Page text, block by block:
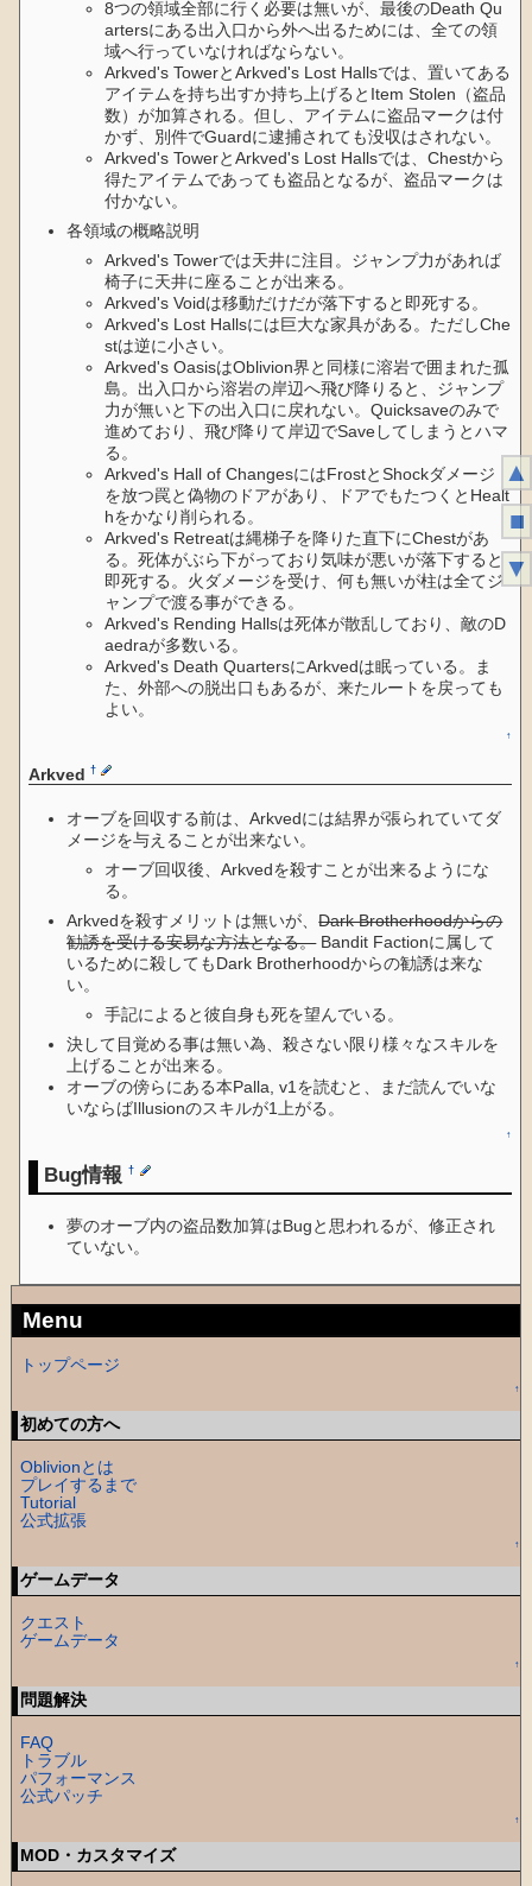
8つの領域全部に行く必要は無いが、最後のDeath Qu
artersにある出入口から外へ出るためには、全ての領
域へ行っていなければならない。
Arkved's TowerとArkved's Lost Hallsでは、置いてある
アイテムを持ち出すか持ち上げるとItem Stolen（盗品
数）が加算される。但し、アイテムに盗品マークは付
かず、別件でGuardに逮捕されても没収はされない。
Arkved's TowerとArkved's Lost Hallsでは、Chestから
得たアイテムであっても盗品となるが、盗品マークは
付かない。
各領域の概略説明
Arkved's Towerでは天井に注目。ジャンプ力があれば
椅子に天井に座ることが出来る。
Arkved's Voidは移動だけだが落下すると即死する。
Arkved's Lost Hallsには巨大な家具がある。ただしChe
stは逆に小さい。
Arkved's OasisはOblivion界と同様に溶岩で囲まれた孤
島。出入口から溶岩の岸辺へ飛び降りると、ジャンプ
力が無いと下の出入口に戻れない。Quicksaveのみで
進めており、飛び降りて岸辺でSaveしてしまうとハマ
る。
Arkved's Hall of ChangesにはFrostとShockダメージ
を放つ罠と偽物のドアがあり、ドアでもたつくとHealt
hをかなり削られる。
Arkved's Retreatは縄梯子を降りた直下にChestがあ
る。死体がぶら下がっており気味が悪いが落下すると
即死する。火ダメージを受け、何も無いが柱は全てジ
ャンプで渡る事ができる。
Arkved's Rending Hallsは死体が散乱しており、敵のD
aedraが多数いる。
Arkved's Death QuartersにArkvedは眠っている。ま
た、外部への脱出口もあるが、来たルートを戻っても
よい。
↑
Arkved†
オーブを回収する前は、Arkvedには結界が張られていてダ
メージを与えることが出来ない。
オーブ回収後、Arkvedを殺すことが出来るようにな
る。
Arkvedを殺すメリットは無いが、Dark Brotherhoodからの
勧誘を受ける安易な方法となる。Bandit Factionに属して
いるために殺してもDark Brotherhoodからの勧誘は来な
い。
手記によると彼自身も死を望んでいる。
決して目覚める事は無い為、殺さない限り様々なスキルを
上げることが出来る。
オーブの傍らにある本Palla, v1を読むと、まだ読んでいな
いならばIllusionのスキルが1上がる。
↑
Bug情報†
夢のオーブ内の盗品数加算はBugと思われるが、修正され
ていない。
Menu
トップページ
↑
初めての方へ
Oblivionとは
プレイするまで
Tutorial
公式拡張
↑
ゲームデータ
クエスト
ゲームデータ
↑
問題解決
FAQ
トラブル
パフォーマンス
公式パッチ
↑
MOD・カスタマイズ
▲
■
▼